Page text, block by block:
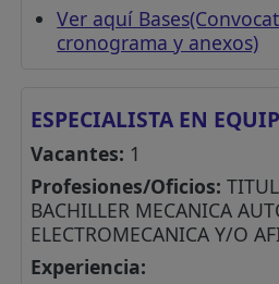
Ver aquí
cronograma y anexos)
ESPECIALISTA EN
Vacantes: 1
Profesiones/Oficios:
BACHILLER MECANICA
ELECTROMECANICA Y/O
Experiencia: